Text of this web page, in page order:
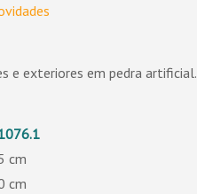
e exteriores em pedra artificial.